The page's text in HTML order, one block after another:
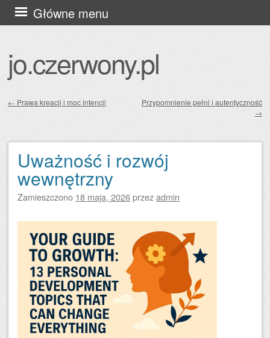
jo.czerwony.pl
Główne menu
Przejdź
do
← Prawa kreacji i moc intencji
Przypomnienie pełni i autentyczność
→
Uważność i rozwój
wewnętrzny
Zamieszczono 18 maja, 2026przezadmin